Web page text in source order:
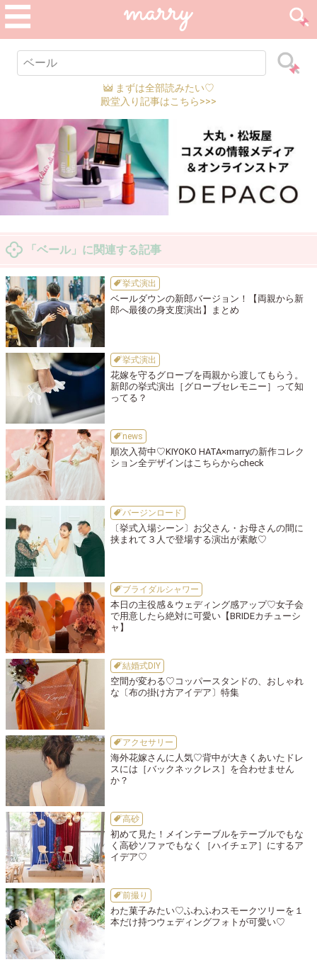
まずは全部読みたい♡
殿堂入り記事はこちら>>>
「ベール」に関連する記事
挙式演出
ベールダウンの新郎バージョン！【両親から新
郎へ最後の身支度演出】まとめ
挙式演出
花嫁を守るグローブを両親から渡してもらう。
新郎の挙式演出［グローブセレモニー］って知
ってる？
news
順次入荷中♡KIYOKO HATA×marryの新作コレク
ション全デザインはこちらからcheck
バージンロード
〔挙式入場シーン〕お父さん・お母さんの間に
挟まれて３人で登場する演出が素敵♡
ブライダルシャワー
本日の主役感＆ウェディング感アップ♡女子会
で用意したら絶対に可愛い【BRIDEカチューシ
ャ】
結婚式DIY
空間が変わる♡コッパースタンドの、おしゃれ
な〔布の掛け方アイデア〕特集
アクセサリー
海外花嫁さんに人気♡背中が大きくあいたドレ
スには［バックネックレス］を合わせません
か？
高砂
初めて見た！メインテーブルをテーブルでもな
く高砂ソファでもなく［ハイチェア］にするア
イデア♡
前撮り
わた菓子みたい♡ふわふわスモークツリーを１
本だけ持つウェディングフォトが可愛い♡